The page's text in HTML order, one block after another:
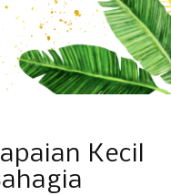
Kecil